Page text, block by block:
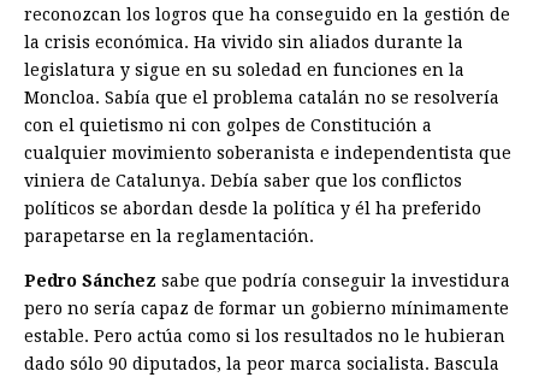
reconozcan los logros que ha conseguido en la gestión de
la crisis económica. Ha vivido sin aliados durante la
legislatura y sigue en su soledad en ­funciones en la
Moncloa. Sabía que el problema catalán no se resolvería
con el quietismo ni con golpes de Constitución a
cualquier movimiento soberanista e independentista que
viniera de Catalunya. Debía saber que los conflictos
políticos se abordan desde la política y él ha preferido
parapetarse en la reglamentación.
Pedro Sánchez sabe que podría conseguir la investidura
pero no sería capaz de formar un gobierno mínimamente
estable. Pero actúa como si los resultados no le hubieran
dado sólo 90 diputados, la peor marca socialista. Bascula